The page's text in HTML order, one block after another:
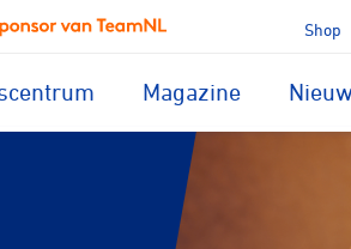
Shop
Magazine